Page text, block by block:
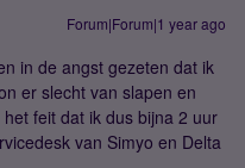
Forum|Forum|1 year ago
in de angst gezeten dat ik
er slecht van slapen en
feit dat ik dus bijna 2 uur
van Simyo en Delta